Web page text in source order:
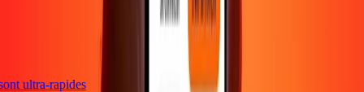
ultra-rapides